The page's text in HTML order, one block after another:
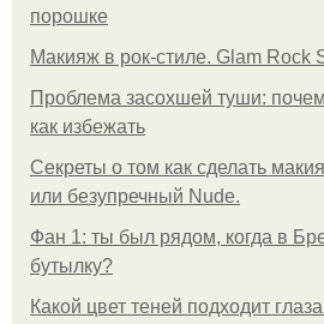
порошке
Макияж в рок-стиле. Glam Rock
Проблема засохшей туши:
как избежать
Секреты о том как сделать
или безупречный Nude.
Фан 1: ты был рядом, когда в
бутылку?
Какой цвет теней подходит